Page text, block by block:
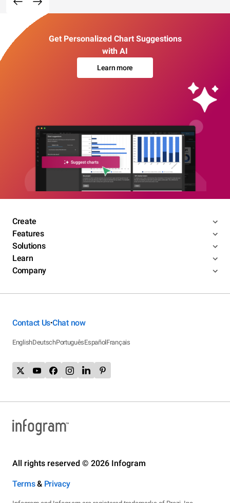
Get Personalized Chart Suggestions
with AI
Learn more
Create
Features
Solutions
Learn
Company
Contact Us•Chat now
EnglishDeutschPortuguêsEspañolFrançais
All rights reserved © 2026 Infogram
Terms& Privacy